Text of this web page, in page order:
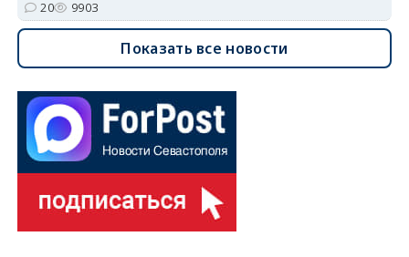
20 9903
Показать все новости